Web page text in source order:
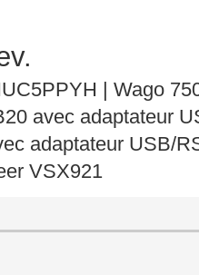
| Wago
avec adaptateur
adaptateur USB/
VSX921